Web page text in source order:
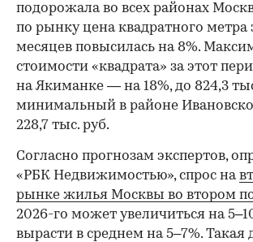
00:00
подорожала во всех районах
по рынку цена квадратного метра
месяцев повысилась на 8%.
стоимости «квадрата» за этот
на Якиманке — на 18%, до 824,3
минимальный в районе
228,7 тыс. руб.
Согласно прогнозам экспертов,
«РБК Недвижимостью», спрос на
рынке жилья Москвы во втором
2026-го может увеличиться на
вырасти в среднем на 5–7%. Такая